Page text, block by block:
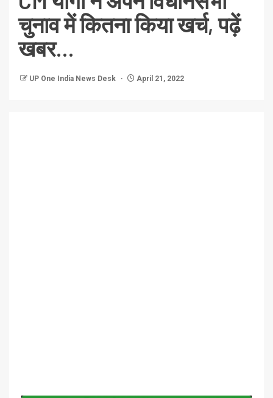
चुनाव में कितना किया खर्च, पढ़ें
खबर…
UP One India News Desk April 21, 2022